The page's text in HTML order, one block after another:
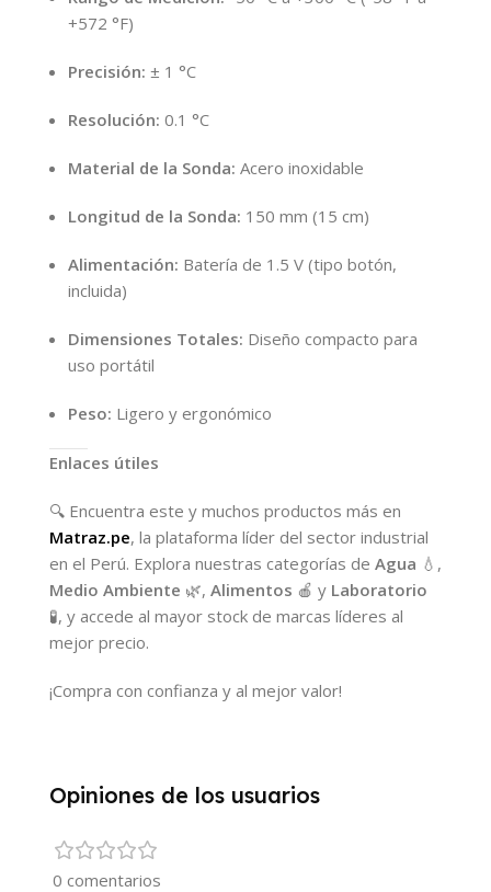
+572 °F)
Precisión: ± 1 °C
Resolución: 0.1 °C
Material de la Sonda: Acero inoxidable
Longitud de la Sonda: 150 mm (15 cm)
Alimentación: Batería de 1.5 V (tipo botón,
incluida)
Dimensiones Totales: Diseño compacto para
uso portátil
Peso: Ligero y ergonómico
Enlaces útiles
🔍 Encuentra este y muchos productos más en
Matraz.pe, la plataforma líder del sector industrial
en el Perú. Explora nuestras categorías de Agua 💧,
Medio Ambiente 🌿, Alimentos 🍎 y Laboratorio
🧪, y accede al mayor stock de marcas líderes al
mejor precio.
¡Compra con confianza y al mejor valor!
Opiniones de los usuarios
0 comentarios